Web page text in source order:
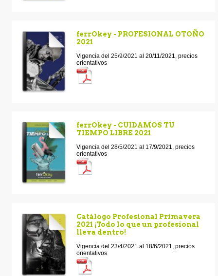
ferrOkey - PROFESIONAL OTOÑO
2021
Vigencia del 25/9/2021 al 20/11/2021, precios
orientativos
ferrOkey - CUIDAMOS TU
TIEMPO LIBRE 2021
Vigencia del 28/5/2021 al 17/9/2021, precios
orientativos
Catálogo Profesional Primavera
2021 ¡Todo lo que un profesional
lleva dentro!
Vigencia del 23/4/2021 al 18/6/2021, precios
orientativos